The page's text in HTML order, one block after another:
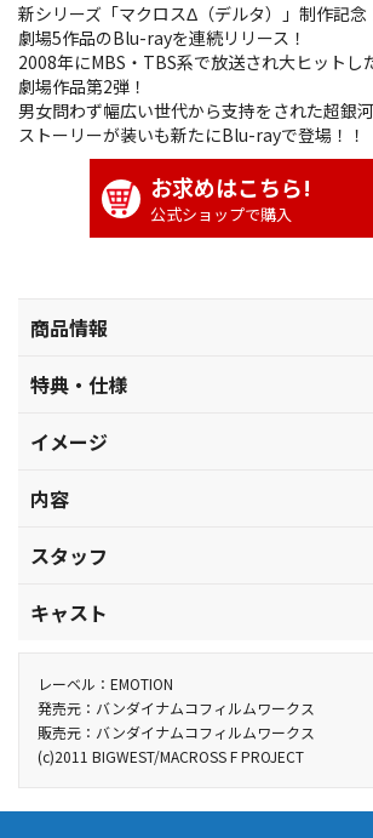
新シリーズ「マクロスΔ（デルタ）」制作記
劇場5作品のBlu-rayを連続リリース！
2008年にMBS・TBS系で放送され大ヒットし
劇場作品第2弾！
男女問わず幅広い世代から支持をされた超銀
ストーリーが装いも新たにBlu-rayで登場！！
お求めはこちら!
公式ショップで購入
商品情報
2015.12.24
ジャンル
劇場公開アニメ
品番
BCXA-1057
税込価格(10%)
￥5,500
税抜価格
カラー／確／120分／（本編115分＋映像特典
Master Audio(5.1ch)・ﾘﾆｱPCM(ｽﾃﾚｵ)、音声特
(ｽﾃﾚｵ)／AVC／BD50G／16:9<1080p High
特典・仕様
・特報
・TVスポット
・劇場公開時パンフレット データアーカイブ
キャスト＆スタッフによる新規収録【超銀河
リー「マクロスF※※※」抱きしめて☆銀河の
ー）／吉野弘幸（脚本）
・第2部：遠藤 綾（シェリル・ノーム）／中島
ー）／井上喜久子（グレイス・オコナー）／
三島）
イメージ
内容
銀河を航海する、そんな時代。変わらないは
ア」に住む少年、早乙女アルトはバルキリー
ターへの階段を駆け上がる少女ランカ・リー
の歌声には、船団をおびやかす重機甲生命体
わる謎が秘められていた。そしてバジュラの
野心が、フロンティア船団に襲いかかる。
スタッフ
英一／演出：三浦和也、阿部雅司、酒井和男
幸、河森正治／キャラクターデザイン：江端
カニックデザイン：石垣純哉、高倉武史／バ
河森正治／コンセプチュアルデザイン：宮武
澤晃弘、BRUNET STANISLAS／スペック設定
キャスト
リー：中島 愛／オズマ・リー：小西克幸／ミ
谷浩史／ルカ・アンジェローニ：福山 潤／ク
めぐみ／ブレラ・スターン：保志総一朗／グ
井上喜久子／レオン・三島：杉田智和 他
レーベル：EMOTION
発売元：バンダイナムコフィルムワークス
販売元：バンダイナムコフィルムワークス
(c)2011 BIGWEST/MACROSS F PROJECT